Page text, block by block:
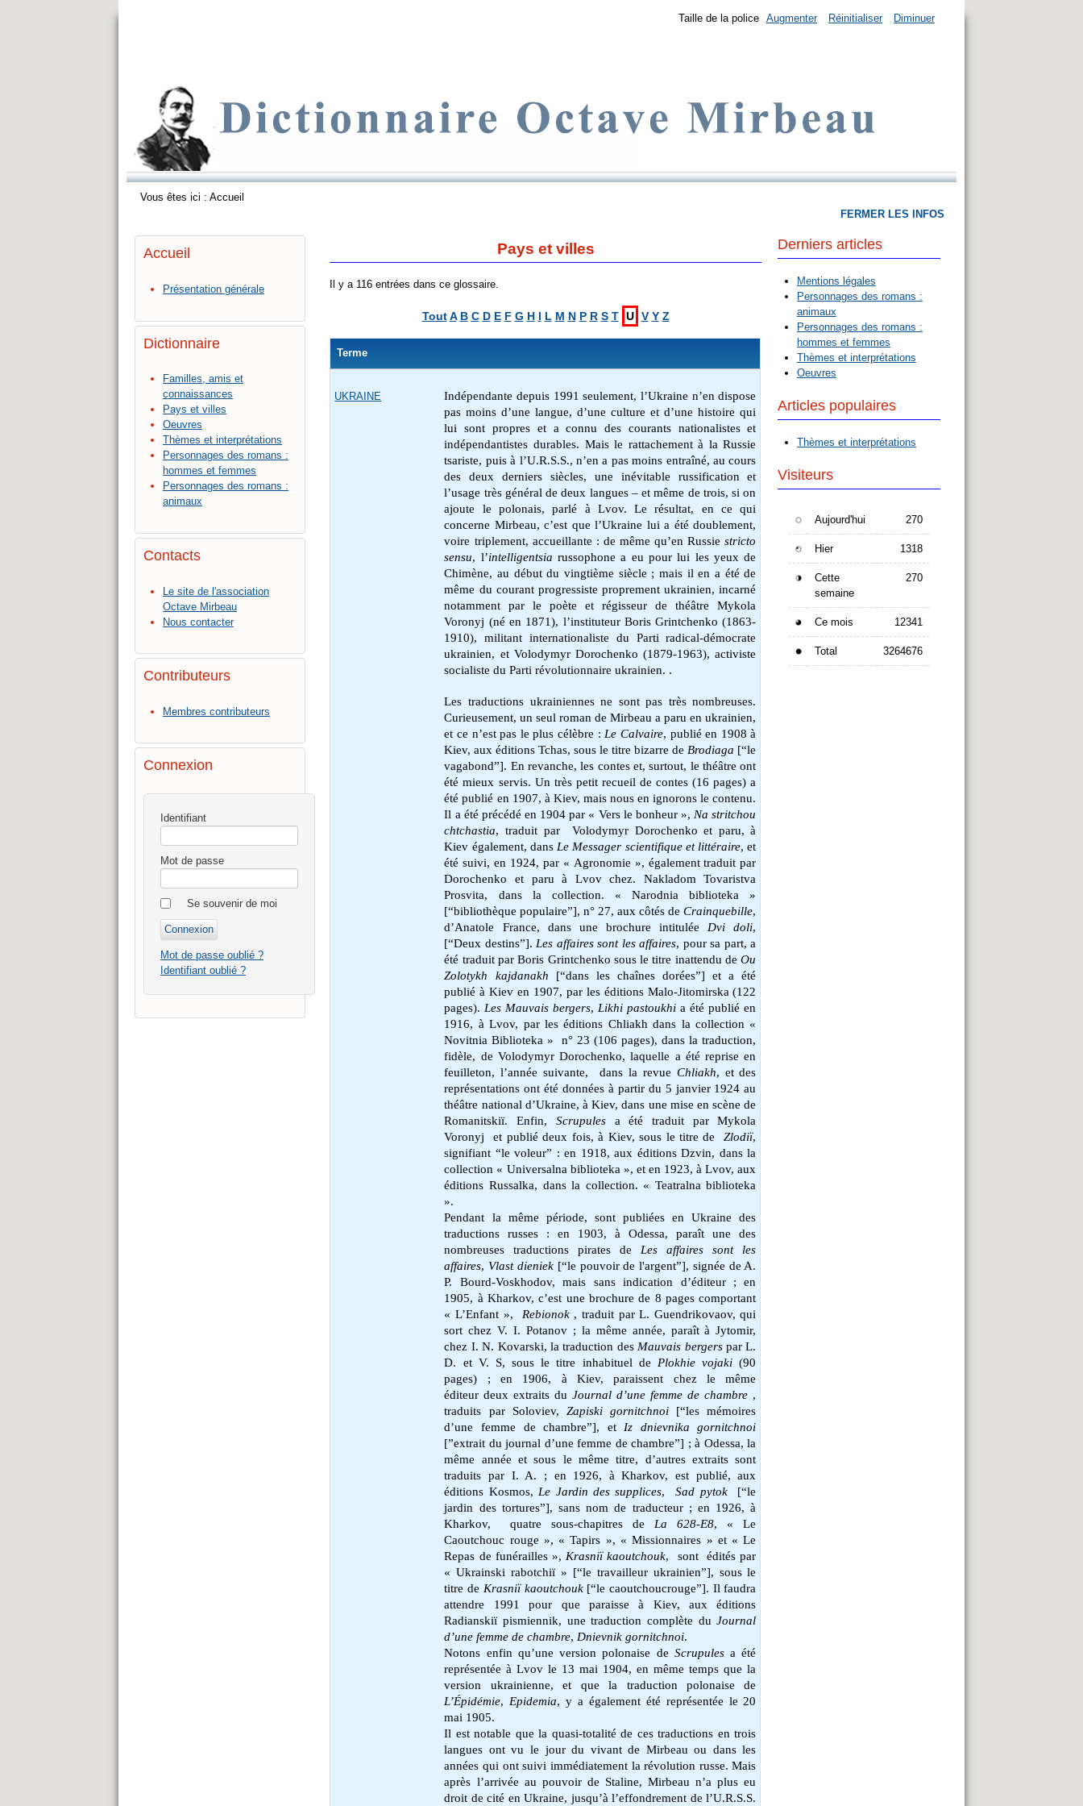
Taille de la police Augmenter Réinitialiser Diminuer
Vous êtes ici : Accueil
Accueil
Présentation générale
Dictionnaire
Familles, amis et
connaissances
Pays et villes
Oeuvres
Thèmes et interprétations
Personnages des romans :
hommes et femmes
Personnages des romans :
animaux
Contacts
Le site de l'association
Octave Mirbeau
Nous contacter
Contributeurs
Membres contributeurs
Connexion
Identifiant
Mot de passe
Se souvenir de moi
Mot de passe oublié ?
Identifiant oublié ?
Pays et villes
Il y a 116 entrées dans ce glossaire.
Tout A B C D E F G H I L M N P R S T U V Y Z
Terme
UKRAINE
Indépendante depuis 1991 seulement, l’Ukraine n’en dispose
pas moins d’une langue, d’une culture et d’une histoire qui
lui sont propres et a connu des courants nationalistes et
indépendantistes durables. Mais le rattachement à la Russie
tsariste, puis à l’U.R.S.S., n’en a pas moins entraîné, au cours
des deux derniers siècles, une inévitable russification et
l’usage très général de deux langues – et même de trois, si on
ajoute le polonais, parlé à Lvov. Le résultat, en ce qui
concerne Mirbeau, c’est que l’Ukraine lui a été doublement,
voire triplement, accueillante : de même qu’en Russiestricto
sensu, l’intelligentsia russophone a eu pour lui les yeux de
Chimène, au début du vingtième siècle ; mais il en a été de
même du courant progressiste proprement ukrainien, incarné
notamment par le poète et régisseur de théâtreMykola
Voronyj (né en 1871), l’instituteur Boris Grintchenko (1863-
1910), militant internationaliste du Parti radical-démocrate
ukrainien, et Volodymyr Dorochenko(1879-1963),activiste
socialiste du Parti révolutionnaire ukrainien. .
Les traductions ukrainiennesne sont pas très nombreuses.
Curieusement, un seul roman de Mirbeau a paru en ukrainien,
et ce n’est pas le plus célèbre : Le Calvaire, publié en 1908 à
Kiev, aux éditions Tchas, sous le titre bizarre de Brodiaga [“le
vagabond”]. En revanche, les contes et, surtout, le théâtre ont
été mieux servis. Un très petit recueil de contes (16 pages) a
été publié en 1907, à Kiev, mais nous en ignorons le contenu.
Il a été précédé en 1904 par « Vers le bonheur », Na stritchou
chtchastia, traduit par Volodymyr Dorochenko et paru, à
Kiev également, dans Le Messager scientifique et littéraire, et
été suivi, en 1924, par « Agronomie », également traduit par
Dorochenko et paru à Lvov chez. Nakladom Tovaristva
Prosvita, dans la collection. « Narodnia biblioteka »
[“bibliothèque populaire”], n° 27, aux côtés deCrainquebille,
d’Anatole France, dans une brochure intitulée Dvi doli,
[“Deux destins”]. Les affaires sont les affaires, pour sa part, a
été traduit par Boris Grintchenko sous le titre inattendu deOu
Zolotykh kajdanakh [“dans les chaînes dorées”] et a été
publié à Kiev en 1907, par les éditions Malo-Jitomirska (122
pages). Les Mauvais bergers, Likhi pastoukhi a été publié en
1916, à Lvov, par les éditions Chliakh dans la collection «
Novitnia Biblioteka » n° 23 (106 pages), dans la traduction,
fidèle, de Volodymyr Dorochenko, laquelle a été reprise en
feuilleton, l’année suivante, dans la revue Chliakh, et des
représentations ont été données à partir du 5 janvier 1924 au
théâtre national d’Ukraine, à Kiev, dans une mise en scène de
Romanitskiï. Enfin, Scrupulesa été traduit parMykola
Voronyj et publié deux fois, à Kiev, sous le titre deZlodiï,
signifiant “le voleur” : en 1918, aux éditions Dzvin, dans la
collection « Universalna biblioteka », et en 1923, à Lvov, aux
éditions Russalka, dans la collection. « Teatralna biblioteka
».
Pendant la même période, sont publiées en Ukraine des
traductions russes : en 1903, à Odessa, paraît une des
nombreuses traductions pirates de Les affaires sont les
affaires, Vlast dieniek[“le pouvoir de l'argent”], signée de A.
P. Bourd-Voskhodov, mais sans indication d’éditeur ; en
1905, à Kharkov, c’est une brochure de 8 pages comportant
« L’Enfant », Rebionok, traduit par L. Guendrikovaov, qui
sort chez V. I. Potanov ; la même année, paraît à Jytomir,
chez I. N. Kovarski, la traduction des Mauvais bergerspar L.
D. et V. S, sous le titre inhabituel de Plokhie vojaki (90
pages) ; en 1906, à Kiev, paraissent chez le même
éditeur deux extraits duJournal d’une femme de chambre ,
traduits par Soloviev, Zapiski gornitchnoi [“les mémoires
d’une femme de chambre”], et Iz
dnievnika gornitchnoi
[”extrait du journal d’une femme de chambre”] ; à Odessa, la
même année et sous le même titre, d’autres extraits sont
traduits par I. A. ; en 1926, à Kharkov, est publié, aux
éditions Kosmos, Le Jardin des supplices,Sad pytok[“le
jardin des tortures”], sans nom de traducteur ; en 1926, à
Kharkov, quatre sous-chapitres de La 628-E8, « Le
Caoutchouc rouge », « Tapirs », « Missionnaires » et « Le
Repas de funérailles », Krasniï kaoutchouk, sont édités par
« Ukrainski rabotchiï » [“le travailleur ukrainien”], sous le
titre de Krasniï kaoutchouk [“le caoutchoucrouge”]. Il faudra
attendre 1991 pour que paraisse à Kiev, aux éditions
Radianskiï pismiennik, une traduction complète duJournal
d’une femme de chambre, Dnievnik gornitchnoi.
Notons enfin qu’une version polonaise de Scrupulesa été
représentée à Lvov le 13 mai 1904, en même temps que la
version ukrainienne, et que la traduction polonaise de
L’Épidémie, Epidemia, y a également été représentée le 20
mai 1905.
Il est notable que la quasi-totalité de ces traductions en trois
langues ont vu le jour du vivant de Mirbeau ou dans les
années qui ont suivi immédiatement la révolution russe. Mais
après l’arrivée au pouvoir de Staline, Mirbeau n’a plus eu
droit de cité en Ukraine, jusqu’à l’effondrement de l’U.R.S.S.
FERMER LES INFOS
Derniers articles
Mentions légales
Personnages des romans :
animaux
Personnages des romans :
hommes et femmes
Thèmes et interprétations
Oeuvres
Articles populaires
Thèmes et interprétations
Visiteurs
Aujourd'hui 270
Hier 1318
Cette
semaine
270
Ce mois 12341
Total 3264676